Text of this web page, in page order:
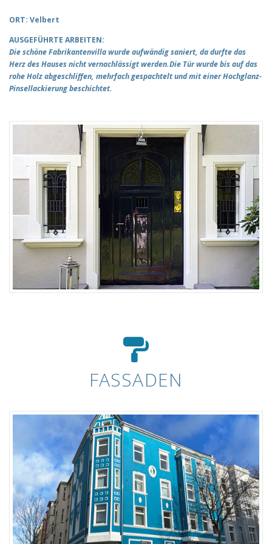
ORT: Velbert
AUSGEFÜHRTE ARBEITEN:
Die schöne Fabrikantenvilla wurde aufwändig saniert, da durfte das
Herz des Hauses nicht vernachlässigt werden.Die Tür wurde bis auf das
rohe Holz abgeschliffen, mehrfach gespachtelt und mit einer Hochglanz-
Pinsellackierung beschichtet.
FASSADEN